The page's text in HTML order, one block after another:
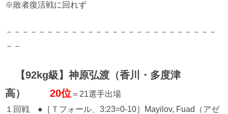
※敗者復活戦に回れず
－－－－－－－－－－－－－－－－－－－－－－－－－－
－－
【92kg級】神原弘渡（香川・多度津
高）
20位 ＝21選手出場
１回戦 ●［Ｔフォール、3:23=0-10］Mayilov, Fuad（アゼ